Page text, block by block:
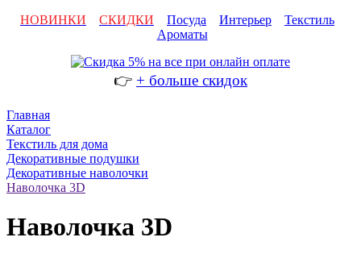
НОВИНКИ
СКИДКИ Посуда Интерьер
Текстиль
Ароматы
👉 + больше скидок
Главная
Каталог
Текстиль для дома
Декоративные подушки
Декоративные наволочки
Наволочка 3D
Наволочка 3D